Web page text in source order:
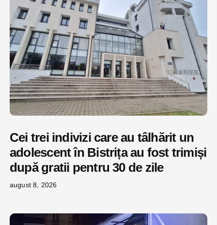
Cei trei indivizi care au tâlhărit un
adolescent în Bistrița au fost trimiși
după gratii pentru 30 de zile
august 8, 2026